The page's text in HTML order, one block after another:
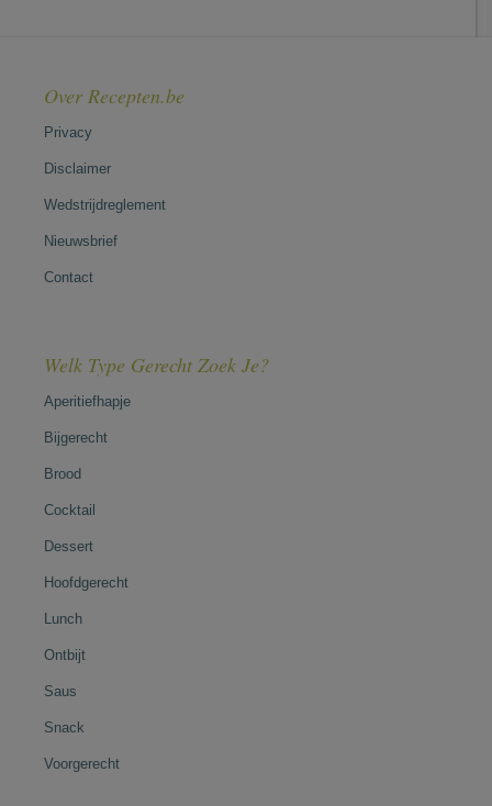
Over Recepten.be
Privacy
Disclaimer
Wedstrijdreglement
Nieuwsbrief
Contact
Welk Type Gerecht Zoek Je?
Aperitiefhapje
Bijgerecht
Brood
Cocktail
Dessert
Hoofdgerecht
Lunch
Ontbijt
Saus
Snack
Voorgerecht